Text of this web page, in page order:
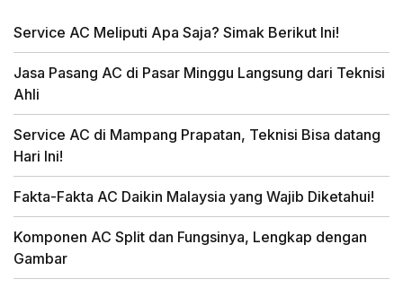
Service AC Meliputi Apa Saja? Simak Berikut Ini!
Jasa Pasang AC di Pasar Minggu Langsung dari Teknisi
Ahli
Service AC di Mampang Prapatan, Teknisi Bisa datang
Hari Ini!
Fakta-Fakta AC Daikin Malaysia yang Wajib Diketahui!
Komponen AC Split dan Fungsinya, Lengkap dengan
Gambar